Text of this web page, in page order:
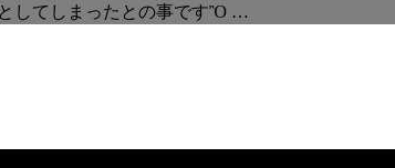
してしまったとの事ですὊ …